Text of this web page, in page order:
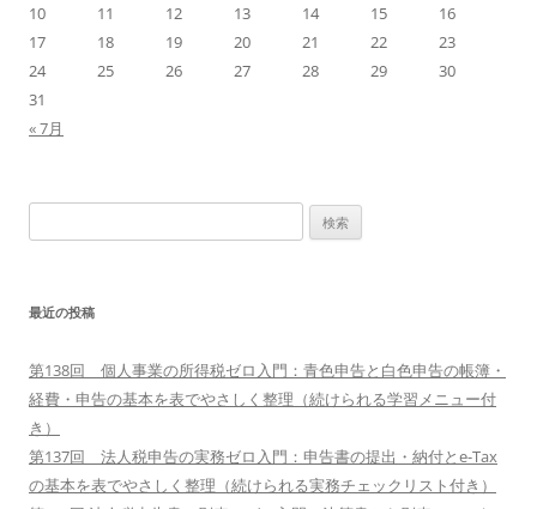
ョ
ン
10
11 12 13 14 15
16
17
18 19 20 21 22
23
24
25 26 27 28 29
30
31
« 7月
索:
最近の投稿
第138回 個人事業の所得税ゼロ入門：青色申告と白色申告の帳簿・
経費・申告の基本を表でやさしく整理（続けられる学習メニュー付
き）
第137回 法人税申告の実務ゼロ入門：申告書の提出・納付とe-Tax
の基本を表でやさしく整理（続けられる実務チェックリスト付き）